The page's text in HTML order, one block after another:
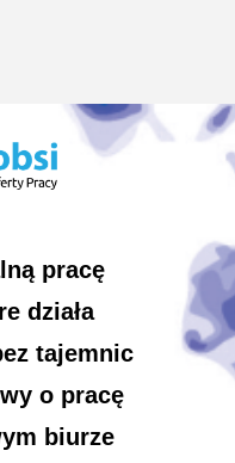
pracę
działa
tajemnic
o pracę
biurze